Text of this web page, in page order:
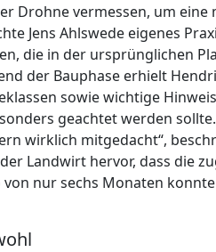
Drohne vermessen, um eine
Jens Ahlswede eigenes
die in der ursprünglichen
der Bauphase erhielt
sowie wichtige
geachtet werden sollte.
wirklich mitgedacht“,
Landwirt hervor, dass die
nur sechs Monaten